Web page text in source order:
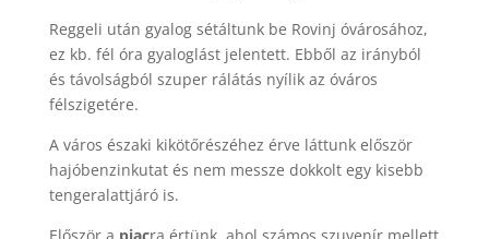
Reggeli után gyalog sétáltunk be Rovinj óvárosához,
ez kb. fél óra gyaloglást jelentett. Ebből az irányból
és távolságból szuper rálátás nyílik az óváros
félszigetére.
A város északi kikötőrészéhez érve láttunk először
hajóbenzinkutat és nem messze dokkolt egy kisebb
tengeralattjáró is.